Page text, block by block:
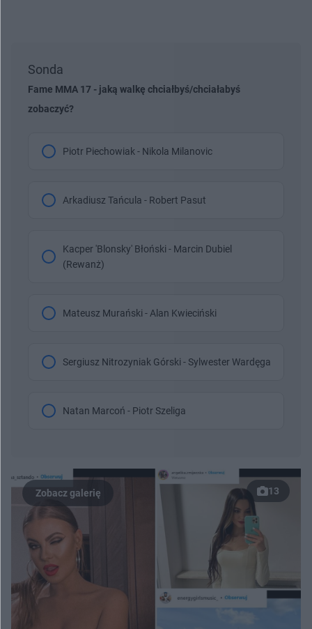
Sonda
Fame MMA 17 - jaką walkę chciałbyś/chciałabyś
zobaczyć?
Piotr Piechowiak - Nikola Milanovic
Arkadiusz Tańcula - Robert Pasut
Kacper 'Blonsky' Błoński - Marcin Dubiel
(Rewanż)
Mateusz Murański - Alan Kwieciński
Sergiusz Nitrozyniak Górski - Sylwester Wardęga
Natan Marcoń - Piotr Szeliga
13